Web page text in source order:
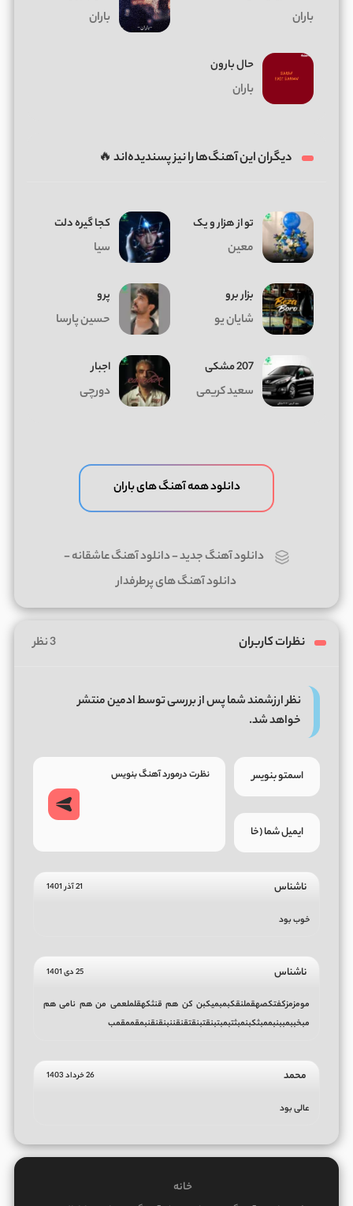
باران باران
حال بارون
باران
دیگران این آهنگ‌ها را نیز پسندیده‌اند 🔥
تو از هزار و یک
معین
کجا گیره دلت
سیا
بزار برو
شایان یو
پرو
حسین پارسا
207 مشکی
سعید کریمی
اجبار
دورچی
دانلود همه آهنگ های باران
دانلود آهنگ جدید-دانلود آهنگ عاشقانه-
دانلود آهنگ های پرطرفدار
نظرات کاربران 3 نظر
نظر ارزشمند شما پس از بررسی توسط ادمین منتشر
خواهد شد.
ناشناس 21 آذر 1401
خوب بود
ناشناس 25 دی 1401
مومزمزکفتکصهقملنقکبمبمیکبن کن هم قنثکهقلملعمی من هم نامی هم
مبخببمببنبممبثکبنمبثتبمبتبنقتبنقتقنقننبنقنقنبمقممقمب
محمد 26 خرداد 1403
عالی بود
خانه